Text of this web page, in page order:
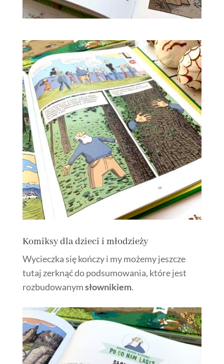
Komiksy dla dzieci i młodzieży
Wycieczka się kończy i my możemy jeszcze
tutaj zerknąć do podsumowania, które jest
rozbudowanymsłownikiem.